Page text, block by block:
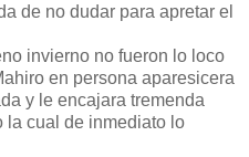
de no dudar para apretar el
invierno no fueron lo loco
en persona aparesicera
y le encajara tremenda
la cual de inmediato lo